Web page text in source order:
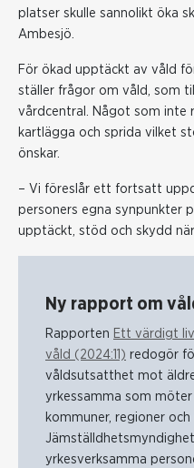
platser skulle sannolikt öka
Ambesjö.
För ökad upptäckt av våld
ställer frågor om våld, som
vårdcentral. Något som
kartlägga och sprida vilket
önskar.
– Vi föreslår ett fortsatt
personers egna synpunkter
upptäckt, stöd och skydd
Ny rapport om
Rapporten Ett värdigt
våld (2024:11) redogör
våldsutsatthet mot
yrkessamma som
kommuner, regioner
yrkesverksamma